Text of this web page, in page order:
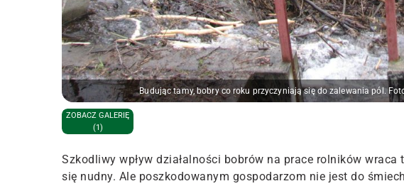
Budując tamy, bobry co roku przyczyniają się do zalewania pól.
ZOBACZ GALERIĘ
(1)
Szkodliwy wpływ działalności bobrów na prace rolników
się nudny. Ale poszkodowanym gospodarzom nie jest do